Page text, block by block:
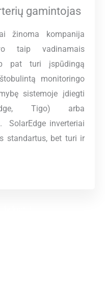
gamintojas
žinoma kompanija
taip vadinamais
pat turi įspūdingą
monitoringo
sistemoje įdiegti
Tigo) arba
SolarEdge inverteriai
standartus, bet turi ir